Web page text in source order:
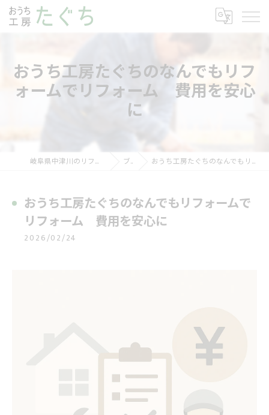
おうち工房たぐちのなんでもリフ
ォームでリフォーム 費用を安心
に
岐阜県中津川のリフォームならおうち工房たぐち ブログ おうち工房たぐちのなんでもリフォームでリフォーム 費用を安心に
おうち工房たぐちのなんでもリフォームで
リフォーム 費用を安心に
2026/02/24